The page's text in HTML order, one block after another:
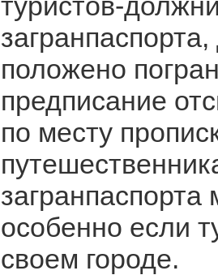
положено
предписание
по месту
особенно если
своем городе.